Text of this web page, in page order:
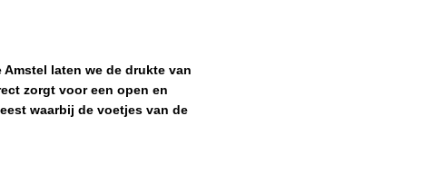
laten we de drukte van
zorgt voor een open en
waarbij de voetjes van de